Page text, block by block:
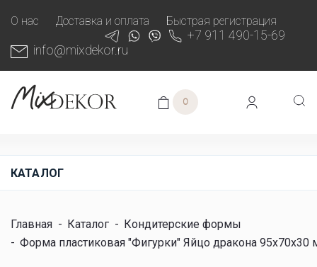
О нас Доставка и оплата Быстрая регистрация
+7 911 490-15-69
info@mixdekor.ru
0
КАТАЛОГ
Главная - Каталог - Кондитерские формы
- Форма пластиковая "Фигурки" Яйцо дракона 95х70х30